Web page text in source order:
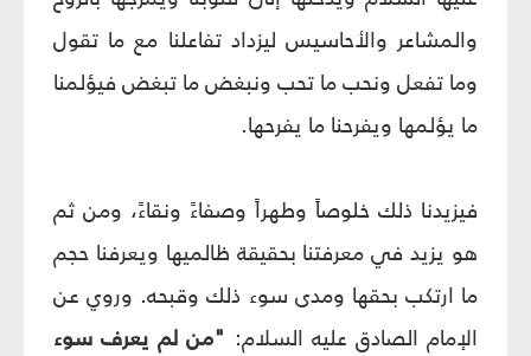
والمشاعر والأحاسيس ليزداد تفاعلنا مع ما تقول
وما تفعل ونحب ما تحب ونبغض ما تبغض فيؤلمنا
ما يؤلمها ويفرحنا ما يفرحها.
فيزيدنا ذلك خلوصاً وطهراً وصفاءً ونقاءً، ومن ثم
هو يزيد في معرفتنا بحقيقة ظالميها ويعرفنا حجم
ما ارتكب بحقها ومدى سوء ذلك وقبحه. وروي عن
الإمام الصادق عليه السلام: "من لم يعرف سوء